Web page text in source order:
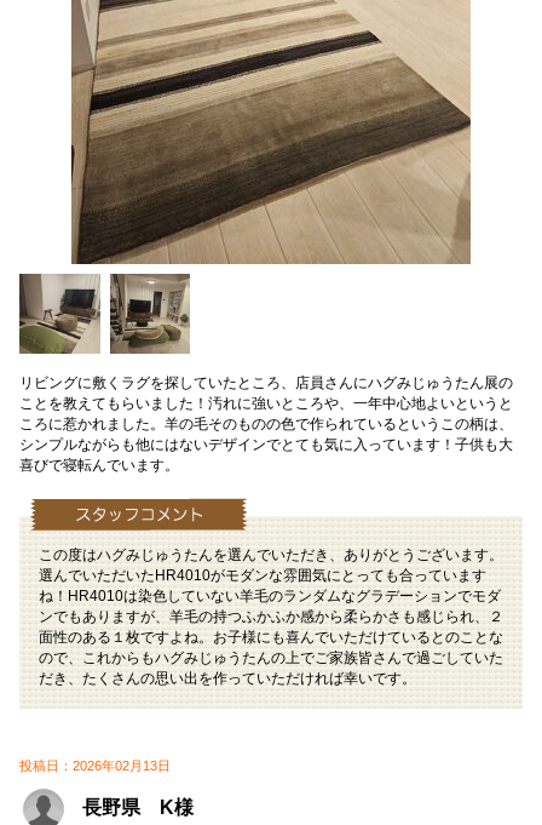
リビングに敷くラグを探していたところ、店員さんにハグみじゅうたん展の
ことを教えてもらいました！汚れに強いところや、一年中心地よいというと
ころに惹かれました。羊の毛そのものの色で作られているというこの柄は、
シンプルながらも他にはないデザインでとても気に入っています！子供も大
喜びで寝転んでいます。
この度はハグみじゅうたんを選んでいただき、ありがとうございます。
選んでいただいたHR4010がモダンな雰囲気にとっても合っています
ね！HR4010は染色していない羊毛のランダムなグラデーションでモダ
ンでもありますが、羊毛の持つふかふか感から柔らかさも感じられ、２
面性のある１枚ですよね。お子様にも喜んでいただけているとのことな
ので、これからもハグみじゅうたんの上でご家族皆さんで過ごしていた
だき、たくさんの思い出を作っていただければ幸いです。
投稿日：2026年02月13日
長野県 K様